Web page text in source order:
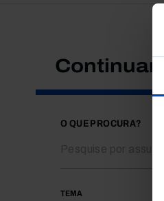
Continuar
O QUE PROCURA?
TEMA